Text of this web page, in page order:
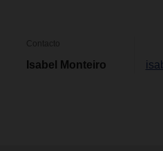
Contacto
Isabel Monteiro